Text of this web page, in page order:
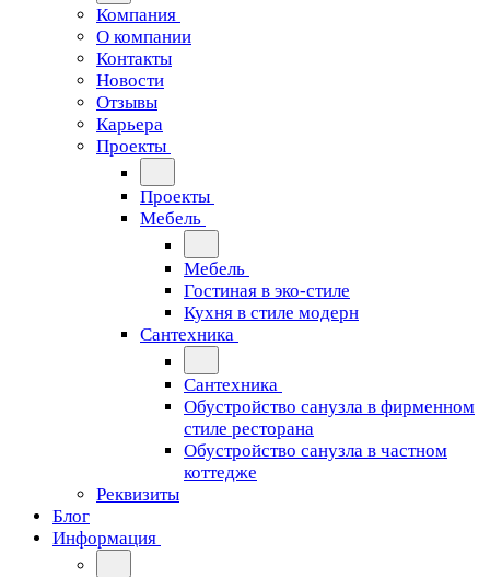
Компания
О компании
Контакты
Новости
Отзывы
Карьера
Проекты
Проекты
Мебель
Мебель
Гостиная в эко-стиле
Кухня в стиле модерн
Сантехника
Сантехника
Обустройство санузла в фирменном
стиле ресторана
Обустройство санузла в частном
коттедже
Реквизиты
Блог
Информация